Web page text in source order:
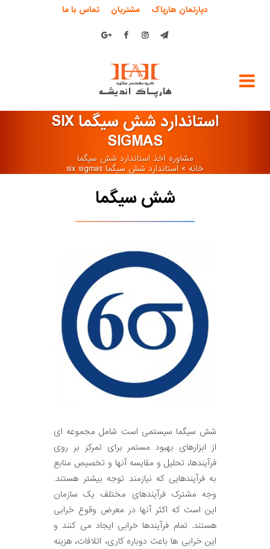
دپارتمان هارپاک مشتریان تماس با ما
استاندارد شش سیگما SIX
SIGMAS
مشاوره اخذ استاندارد شش سیگما
خانه > استاندارد شش سیگما six sigmas
شش سیگما
شش سیگما سیستمی است شامل مجموعه ای
از ابزارهای بهبود مستمر برای تمرکز بر روی
فرآیندها، تحلیل و مقایسه آنها و تخصیص منابع
به فرآیندهایی که نیازمند توجه بیشتر هستند.
وجه مشترک فرآیندهای مختلف یک سازمان
این است که اکثر آنها در معرض وقوع خرابی
هستند. تمام فرآیندها خرابی ایجاد می کنند و
این خرابی ها باعث دوباره کاری، اتلافات، هزینه